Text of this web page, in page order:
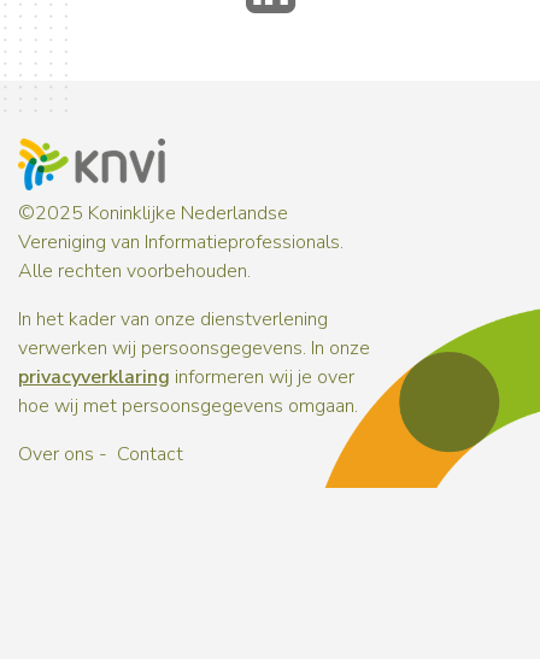
©2025 Koninklijke Nederlandse
Vereniging van Informatieprofessionals.
Alle rechten voorbehouden.
In het kader van onze dienstverlening
verwerken wij persoonsgegevens. In onze
privacyverklaring informeren wij je over
hoe wij met persoonsgegevens omgaan.
Over ons
Contact